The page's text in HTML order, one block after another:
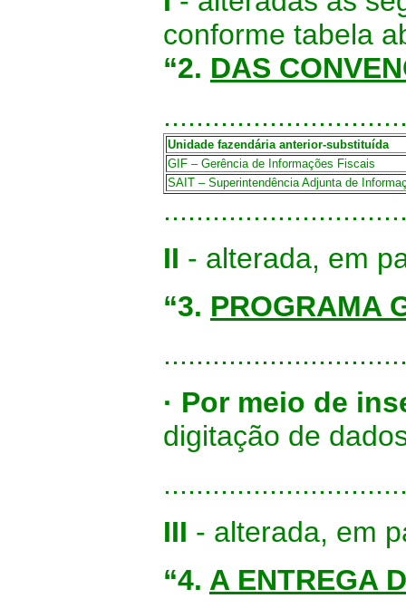
conforme tabela
“2. DAS
Unidade fazendária anterior-substituída
GIF – Gerência de Informações Fiscais
SAIT – Superintendência Adjunta de
II - alterada, em
“3. PROGRAMA
· Por meio de
digitação de
III - alterada, em
“4. A ENTREGA